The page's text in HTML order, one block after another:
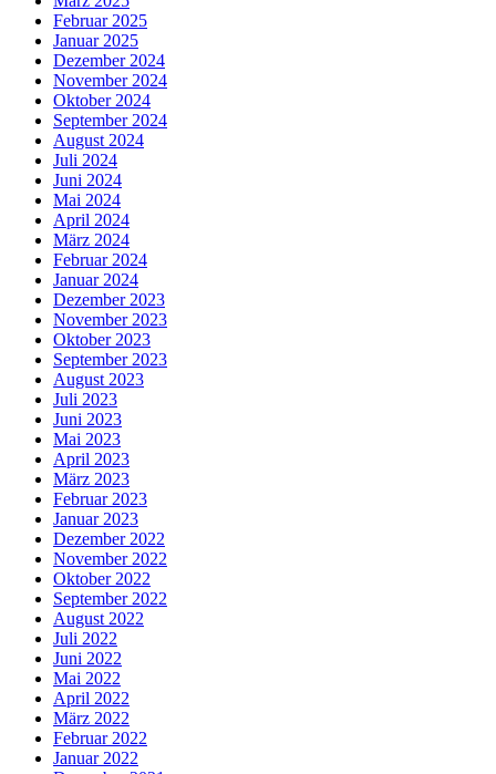
Februar 2025
Januar 2025
Dezember 2024
November 2024
Oktober 2024
September 2024
August 2024
Juli 2024
Juni 2024
Mai 2024
April 2024
März 2024
Februar 2024
Januar 2024
Dezember 2023
November 2023
Oktober 2023
September 2023
August 2023
Juli 2023
Juni 2023
Mai 2023
April 2023
März 2023
Februar 2023
Januar 2023
Dezember 2022
November 2022
Oktober 2022
September 2022
August 2022
Juli 2022
Juni 2022
Mai 2022
April 2022
März 2022
Februar 2022
Januar 2022